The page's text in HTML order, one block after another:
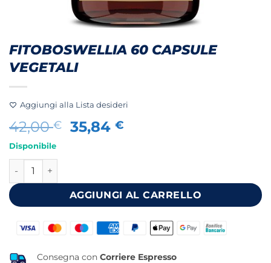
FITOBOSWELLIA 60 CAPSULE
VEGETALI
Aggiungi alla Lista desideri
42,00€
Il
42,00 €.
35,84€
35,84 €.
Disponibile
FITOBOSWELLIA 60 CAPSULE VEGETALI quantità
AGGIUNGI AL CARRELLO
Consegna con Corriere Espresso